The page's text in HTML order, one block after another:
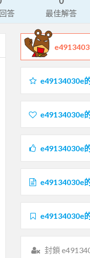
答 最佳解答
e49134030e
e49134030e
e49134030e
e49134030e
e49134030e
封鎖